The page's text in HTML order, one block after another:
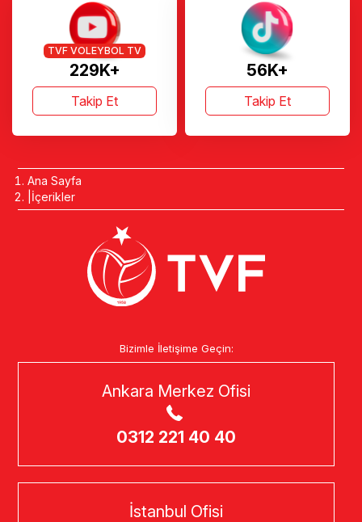
229K+
TVF VOLEYBOL TV
Takip Et
56K+
Takip Et
Ana Sayfa
İçerikler
Bizimle İletişime Geçin:
Ankara Merkez Ofisi
0312 221 40 40
İstanbul Ofisi